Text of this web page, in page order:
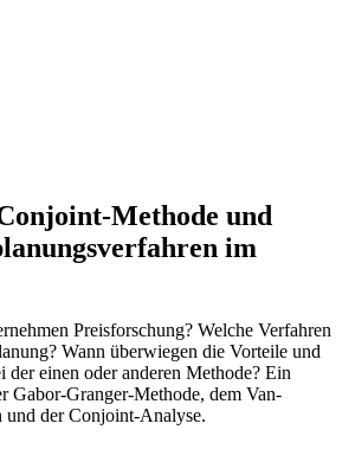
Methode und
im
Preisforschung? Welche Verfahren
Wann überwiegen die Vorteile und
der einen oder anderen Methode? Ein
Gabor-Granger-Methode, dem Van-
und der Conjoint-Analyse.